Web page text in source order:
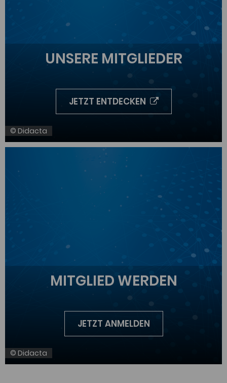
UNSERE MITGLIEDER
JETZT ENTDECKEN
© Didacta
MITGLIED WERDEN
JETZT ANMELDEN
© Didacta